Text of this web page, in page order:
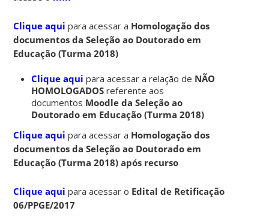
Clique aqui para acessar a Homologação dos
documentos da Seleção ao Doutorado em
Educação (Turma 2018)
Clique aqui para acessar a relação de NÃO
HOMOLOGADOS referente aos
documentos Moodle da Seleção ao
Doutorado em Educação (Turma 2018)
Clique aqui para acessar a Homologação dos
documentos da Seleção ao Doutorado em
Educação (Turma 2018) após recurso
Clique aqui para acessar o Edital de Retificação
06/PPGE/2017